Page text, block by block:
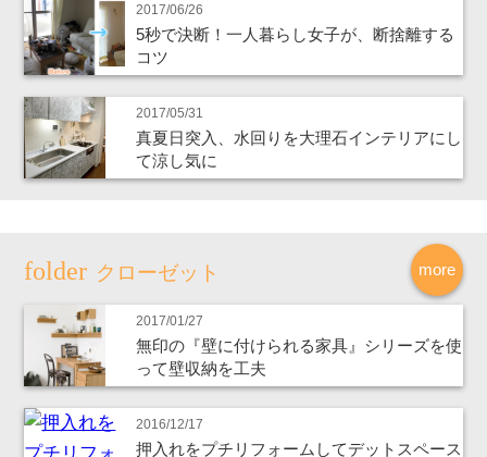
2017/06/26
5秒で決断！一人暮らし女子が、断捨離する
コツ
2017/05/31
真夏日突入、水回りを大理石インテリアにし
て涼し気に
more
クローゼット
2017/01/27
無印の『壁に付けられる家具』シリーズを使
って壁収納を工夫
2016/12/17
押入れをプチリフォームしてデットスペース